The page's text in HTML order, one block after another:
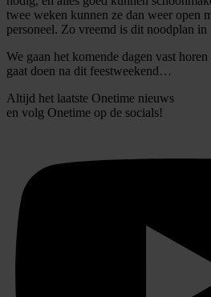
partners kunnen deze gegevens
informatie die u aan ze heeft
twee weken kunnen ze dan weer open
personeel. Zo vreemd is dit noodplan
We gaan het komende dagen vast
gaat doen na dit feestweekend…
Altijd het laatste Onetime nieuws
en volg Onetime op de socials!